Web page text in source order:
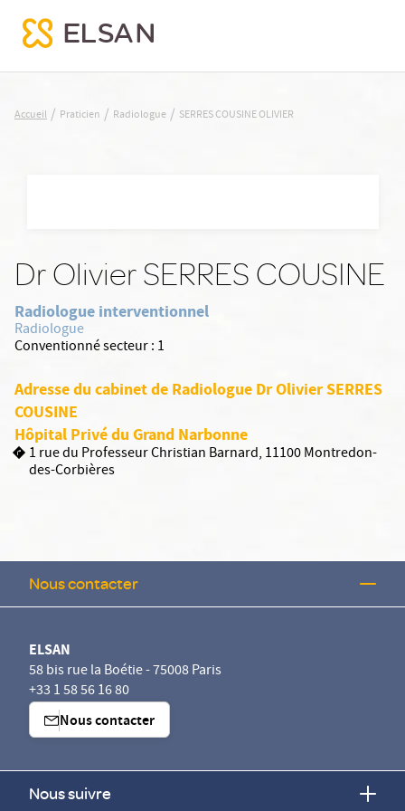
SERRES COUSINE OLIVIER
Accueil / Praticien / Radiologue / SERRES COUSINE OLIVIER
Dr Olivier SERRES COUSINE
Radiologue interventionnel
Radiologue
Conventionné secteur : 1
Adresse du cabinet de Radiologue Dr Olivier SERRES
COUSINE
Hôpital Privé du Grand Narbonne
1 rue du Professeur Christian Barnard, 11100 Montredon-
des-Corbières
Nous contacter
ELSAN
58 bis rue la Boétie - 75008 Paris
+33 1 58 56 16 80
Nous contacter
Nous suivre